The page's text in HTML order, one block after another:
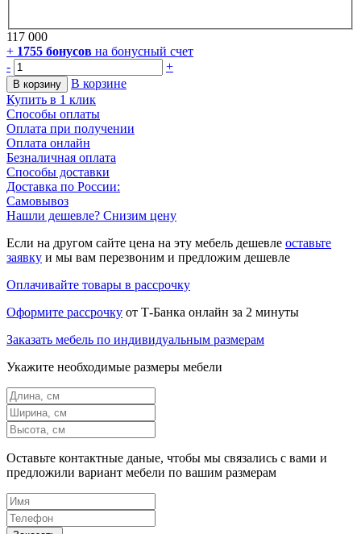
117 000
+ 1755 бонусов на бонусный счет
-
+
В корзину
В корзине
Купить в 1 клик
Способы оплаты
Оплата при получении
Оплата онлайн
Безналичная оплата
Способы доставки
Доставка по России:
Самовывоз
Нашли дешевле? Снизим цену
Если на другом сайте цена на эту мебель дешевле оставьте
заявку и мы вам перезвоним и предложим дешевле
Оплачивайте товары в рассрочку
Оформите рассрочку от Т-Банка онлайн за 2 минуты
Заказать мебель по индивидуальным размерам
Укажите необходимые размеры мебели
Оставьте контактные даные, чтобы мы связались с вами и
предложили вариант мебели по вашим размерам